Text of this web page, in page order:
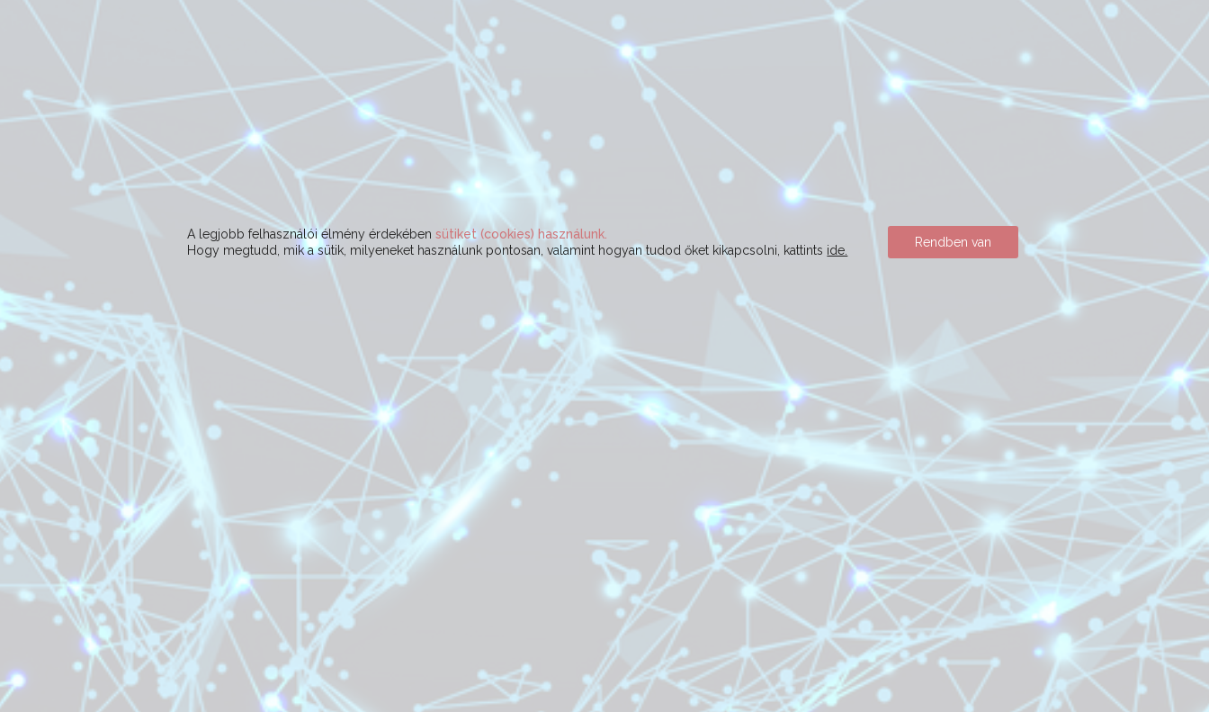
A legjobb felhasználói élmény érdekébensütiket (cookies) használunk.
Hogy megtudd, mik a sütik, milyeneket használunk pontosan, valamint hogyan tudod őket kikapcsolni, kattints ide.
Rendben van